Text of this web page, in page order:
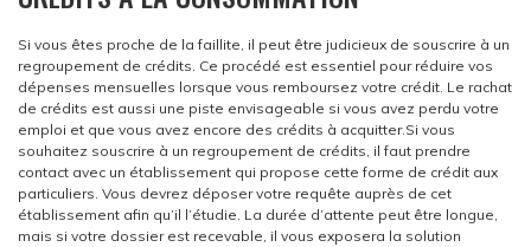
Si vous êtes proche de la faillite, il peut être judicieux de souscrire à un
regroupement de crédits. Ce procédé est essentiel pour réduire vos
dépenses mensuelles lorsque vous remboursez votre crédit. Le rachat
de crédits est aussi une piste envisageable si vous avez perdu votre
emploi et que vous avez encore des crédits à acquitter.Si vous
souhaitez souscrire à un regroupement de crédits, il faut prendre
contact avec un établissement qui propose cette forme de crédit aux
particuliers. Vous devrez déposer votre requête auprès de cet
établissement afin qu’il l’étudie. La durée d’attente peut être longue,
mais si votre dossier est recevable, il vous exposera la solution